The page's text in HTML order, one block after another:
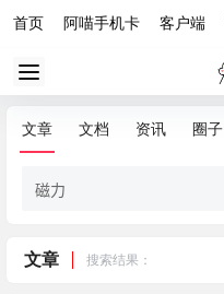
首页 阿喵手机卡 客户端
文章 文档 资讯 圈子
文章 搜索结果：